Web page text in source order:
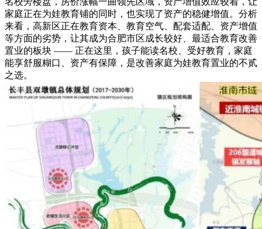
家庭正在为娃教育铺的同时，也实现了资产的稳健增值。分析
来看，高新区正在教育资本、教育空气、配套适配、资产增值
等方面的劣势，让其成为合肥市区成长较好、最适合教育改善
置业的板块 —— 正在这里，孩子能读名校、受好教育，家庭
能享舒服糊口、资产有保障，是改善家庭为娃教育置业的不贰
之选。